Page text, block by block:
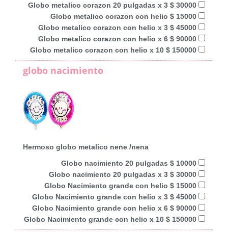
Globo metalico corazon 20 pulgadas x 3 $ 30000
Globo metalico corazon con helio $ 15000
Globo metalico corazon con helio x 3 $ 45000
Globo metalico corazon con helio x 6 $ 90000
Globo metalico corazon con helio x 10 $ 150000
globo nacimiento
Hermoso globo metalico nene /nena
Globo nacimiento 20 pulgadas $ 10000
Globo nacimiento 20 pulgadas x 3 $ 30000
Globo Nacimiento grande con helio $ 15000
Globo Nacimiento grande con helio x 3 $ 45000
Globo Nacimiento grande con helio x 6 $ 90000
Globo Nacimiento grande con helio x 10 $ 150000